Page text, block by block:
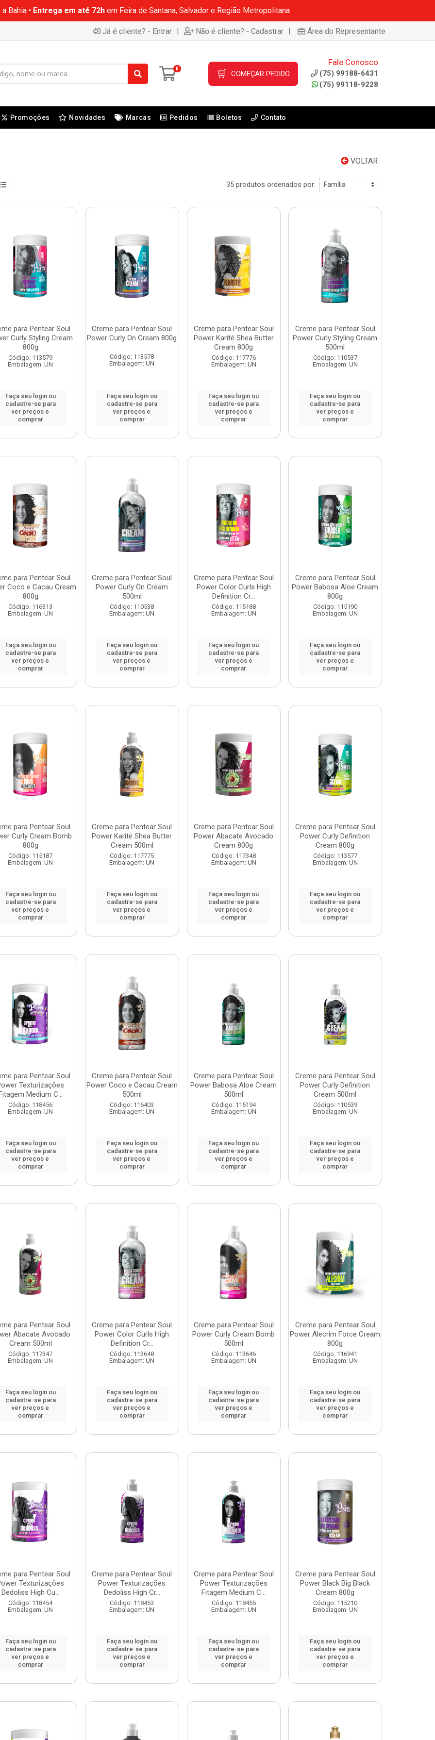
Bahia • Entrega em até 72hem Feira de Santana, Salvador e Região Metropolitana
Já é cliente? - Entrar | Não é cliente? - Cadastrar | Área do Representante
0 🛒 COMEÇAR PEDIDO
Fale Conosco
(75) 99188-6431
(75) 99118-9228
Promoções Novidades Marcas Pedidos Boletos Contato
VOLTAR
35 produtos ordenados por:
para Pentear Soul
Curly Styling Cream
800g
Código: 113579
Embalagem: UN
Faça seu login ou
cadastre-se para
ver preços e
comprar
Creme para Pentear Soul
Power Curly On Cream 800g
Código: 113578
Embalagem: UN
Faça seu login ou
cadastre-se para
ver preços e
comprar
Creme para Pentear Soul
Power Karité Shea Butter
Cream 800g
Código: 117776
Embalagem: UN
Faça seu login ou
cadastre-se para
ver preços e
comprar
Creme para Pentear Soul
Power Curly Styling Cream
500ml
Código: 110537
Embalagem: UN
Faça seu login ou
cadastre-se para
ver preços e
comprar
para Pentear Soul
Coco e Cacau Cream
800g
Código: 116313
Embalagem: UN
Faça seu login ou
cadastre-se para
ver preços e
comprar
Creme para Pentear Soul
Power Curly On Cream
500ml
Código: 110538
Embalagem: UN
Faça seu login ou
cadastre-se para
ver preços e
comprar
Creme para Pentear Soul
Power Color Curls High
Definition Cr...
Código: 115188
Embalagem: UN
Faça seu login ou
cadastre-se para
ver preços e
comprar
Creme para Pentear Soul
Power Babosa Aloe Cream
800g
Código: 115190
Embalagem: UN
Faça seu login ou
cadastre-se para
ver preços e
comprar
para Pentear Soul
Curly Cream Bomb
800g
Código: 115187
Embalagem: UN
Faça seu login ou
cadastre-se para
ver preços e
comprar
Creme para Pentear Soul
Power Karité Shea Butter
Cream 500ml
Código: 117775
Embalagem: UN
Faça seu login ou
cadastre-se para
ver preços e
comprar
Creme para Pentear Soul
Power Abacate Avocado
Cream 800g
Código: 117348
Embalagem: UN
Faça seu login ou
cadastre-se para
ver preços e
comprar
Creme para Pentear Soul
Power Curly Definition
Cream 800g
Código: 113577
Embalagem: UN
Faça seu login ou
cadastre-se para
ver preços e
comprar
para Pentear Soul
Texturizações
Medium C...
Código: 118456
Embalagem: UN
Faça seu login ou
cadastre-se para
ver preços e
comprar
Creme para Pentear Soul
Power Coco e Cacau Cream
500ml
Código: 116403
Embalagem: UN
Faça seu login ou
cadastre-se para
ver preços e
comprar
Creme para Pentear Soul
Power Babosa Aloe Cream
500ml
Código: 115194
Embalagem: UN
Faça seu login ou
cadastre-se para
ver preços e
comprar
Creme para Pentear Soul
Power Curly Definition
Cream 500ml
Código: 110539
Embalagem: UN
Faça seu login ou
cadastre-se para
ver preços e
comprar
para Pentear Soul
Abacate Avocado
Cream 500ml
Código: 117347
Embalagem: UN
Faça seu login ou
cadastre-se para
ver preços e
comprar
Creme para Pentear Soul
Power Color Curls High
Definition Cr...
Código: 113648
Embalagem: UN
Faça seu login ou
cadastre-se para
ver preços e
comprar
Creme para Pentear Soul
Power Curly Cream Bomb
500ml
Código: 113646
Embalagem: UN
Faça seu login ou
cadastre-se para
ver preços e
comprar
Creme para Pentear Soul
Power Alecrim Force Cream
800g
Código: 116941
Embalagem: UN
Faça seu login ou
cadastre-se para
ver preços e
comprar
para Pentear Soul
Texturizações
Dedoliss High Cu...
Código: 118454
Embalagem: UN
Faça seu login ou
cadastre-se para
ver preços e
comprar
Creme para Pentear Soul
Power Texturizações
Dedoliss High Cr...
Código: 118453
Embalagem: UN
Faça seu login ou
cadastre-se para
ver preços e
comprar
Creme para Pentear Soul
Power Texturizações
Fitagem Medium C...
Código: 118455
Embalagem: UN
Faça seu login ou
cadastre-se para
ver preços e
comprar
Creme para Pentear Soul
Power Black Big Black
Cream 800g
Código: 115210
Embalagem: UN
Faça seu login ou
cadastre-se para
ver preços e
comprar